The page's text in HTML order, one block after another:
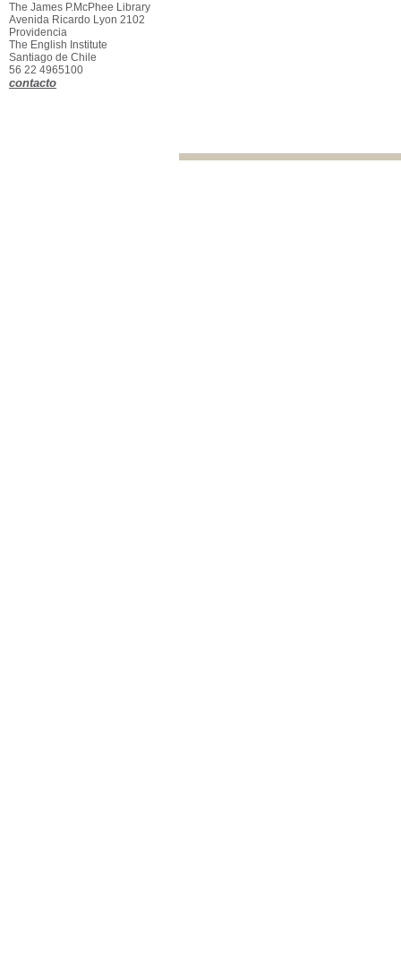
The James P.McPhee Library
Avenida Ricardo Lyon 2102
Providencia
The English Institute
Santiago de Chile
56 22 4965100
contacto